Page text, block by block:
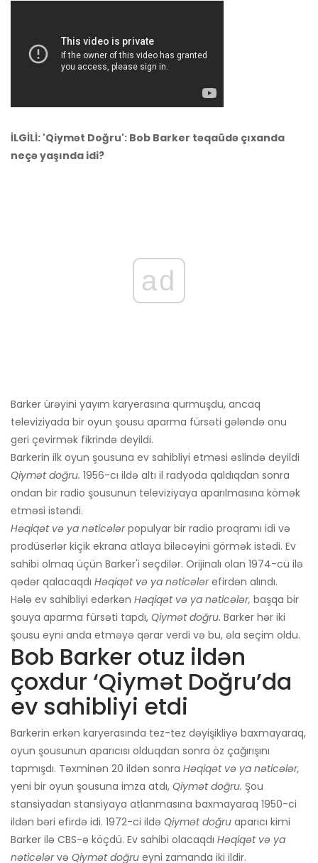
İLGİLİ: 'Qiymət Doğru': Bob Barker təqaüdə çıxanda
neçə yaşında idi?
ad
Barker ürəyini yayım karyerasına qurmuşdu, ancaq
televiziyada bir oyun şousu aparma fürsəti gələndə onu
geri çevirmək fikrində deyildi.
Barkerin ilk oyun şousuna ev sahibliyi etməsi əslində deyildi
Qiymət doğru. 1956-cı ildə altı il radyoda qaldıqdan sonra
ondan bir radio şousunun televiziyaya aparılmasına kömək
etməsi istəndi.
Həqiqət və ya nəticələrpopulyar bir radio proqramı idi və
prodüserlər kiçik ekrana atlaya biləcəyini görmək istədi. Ev
sahibi olmaq üçün Barker'i seçdilər. Orijinalı olan 1974-cü ilə
qədər qalacaqdı Həqiqət və ya nəticələrefirdən alındı.
Hələ ev sahibliyi edərkən Həqiqət və ya nəticələr, başqa bir
şouya aparma fürsəti tapdı, Qiymət doğru. Barker hər iki
şousu eyni anda etməyə qərar verdi və bu, əla seçim oldu.
Bob Barker otuz ildən
çoxdur ‘Qiymət Doğru’da
ev sahibliyi etdi
Barkerin erkən karyerasında tez-tez dəyişikliyə baxmayaraq,
oyun şousunun aparıcısı olduqdan sonra öz çağırışını
tapmışdı. Təxminən 20 ildən sonra Həqiqət və ya nəticələr,
yeni bir oyun şousuna imza atdı, Qiymət doğru. Şou
stansiyadan stansiyaya atlanmasına baxmayaraq 1950-ci
ildən bəri efirdə idi. 1972-ci ildə Qiymət doğru aparıcı kimi
Barker ilə CBS-ə köçdü. Ev sahibi olacaqdı Həqiqət və ya
nəticələrvə Qiymət doğru eyni zamanda iki ildir.